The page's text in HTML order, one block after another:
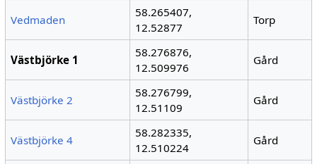
Vedmaden
58.265407,
12.52877
Torp
Västbjörke 1
58.276876,
12.509976
Gård
Västbjörke 2
58.276799,
12.51109
Gård
Västbjörke 4
58.282335,
12.510224
Gård